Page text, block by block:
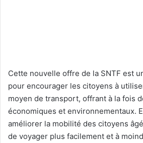
Cette nouvelle offre de la SNTF est
pour encourager les citoyens à
moyen de transport, offrant à la fois
économiques et environnementaux.
améliorer la mobilité des citoyens
de voyager plus facilement et à